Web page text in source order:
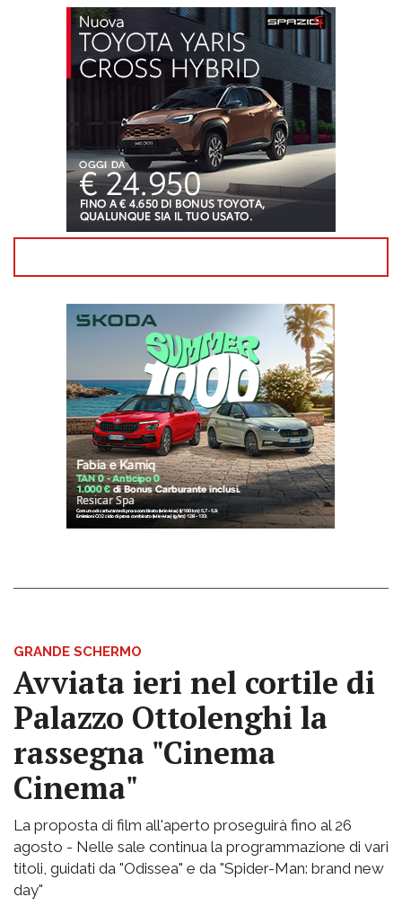
GRANDE SCHERMO
Avviata ieri nel cortile di
Palazzo Ottolenghi la
rassegna "Cinema
Cinema"
La proposta di film all'aperto proseguirà fino al 26
agosto - Nelle sale continua la programmazione di vari
titoli, guidati da "Odissea" e da "Spider-Man: brand new
day"